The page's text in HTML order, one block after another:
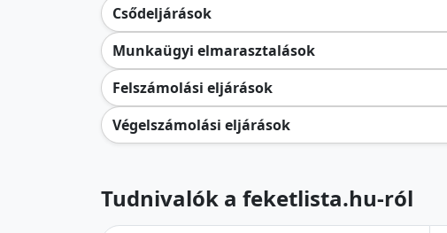
Csődeljárások
Munkaügyi elmarasztalások
Felszámolási eljárások
Végelszámolási eljárások
Tudnivalók a feketlista.hu-ról